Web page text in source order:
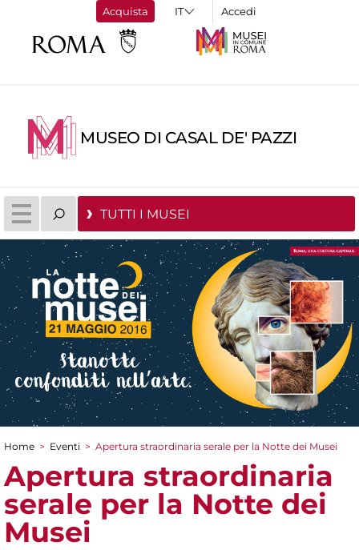
Acquista Accedi
MUSEO DI CASAL DE' PAZZI
TUTTI I MUSEI
Tu sei qui
Home > Eventi > Apertura straordinaria serale per la Notte dei Musei
Apertura straordinaria
serale per la Notte dei
Musei